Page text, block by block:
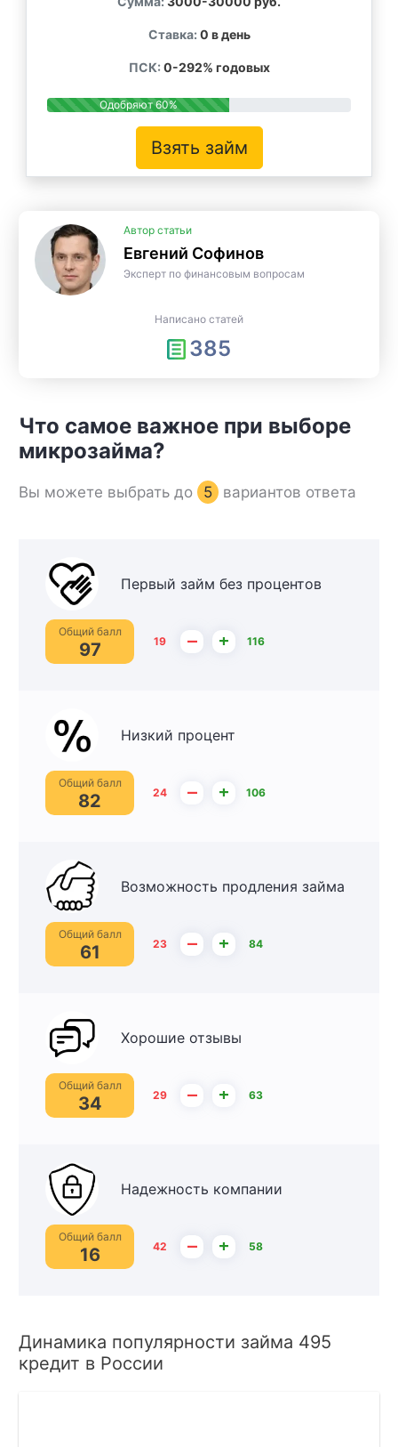
Ставка: 0 в день
ПСК: 0-292% годовых
Одобряют 60%
Взять займ
Автор статьи
Евгений Софинов
Эксперт по финансовым вопросам
Написано статей
385
Что самое важное при выборе
микрозайма?
Вы можете выбрать до 5 вариантов ответа
Первый займ без процентов
Общий балл
97 19 – + 116
Низкий процент
Общий балл
82 24 – + 106
Возможность продления займа
Общий балл
61 23 – + 84
Хорошие отзывы
Общий балл
34 29 – + 63
Надежность компании
Общий балл
16 42 – + 58
Динамика популярности займа 495
кредит в России